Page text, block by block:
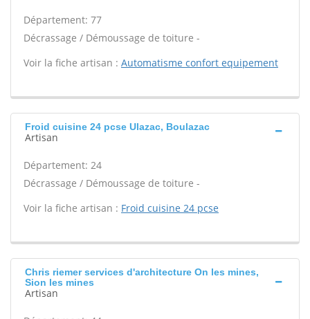
Département: 77
Décrassage / Démoussage de toiture -
Voir la fiche artisan : Automatisme confort equipement
Froid cuisine 24 pcse Ulazac, Boulazac
Artisan
Département: 24
Décrassage / Démoussage de toiture -
Voir la fiche artisan : Froid cuisine 24 pcse
Chris riemer services d'architecture On les mines,
Sion les mines
Artisan